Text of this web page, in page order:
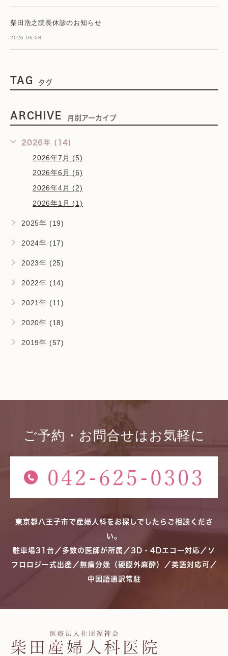
柴田浩之院長休診のお知らせ
2026.06.08
TAG タグ
ARCHIVE 月別アーカイブ
2026年 (14)
2026年7月 (5)
2026年6月 (6)
2026年4月 (2)
2026年1月 (1)
2025年 (19)
2024年 (17)
2023年 (25)
2022年 (14)
2021年 (11)
2020年 (18)
2019年 (57)
ご予約・お問合せはお気軽に
東京都八王子市で産婦人科をお探しでしたらご相談くださ
い。
駐車場31台／多数の医師が所属／3D・4Dエコー対応／ソ
フロロジー式出産／無痛分娩（硬膜外麻酔）／英語対応可／
中国語通訳常駐